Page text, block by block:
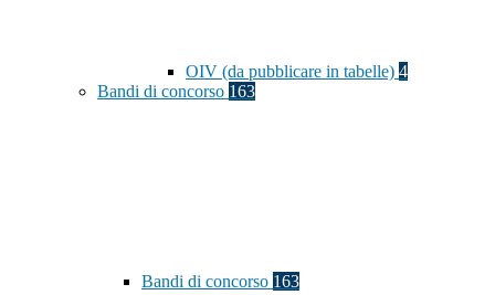
OIV (da pubblicare in tabelle) 4
Bandi di concorso 163
Bandi di concorso 163